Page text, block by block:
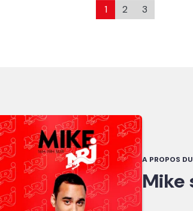
1 2 3
A PROPOS
Mike